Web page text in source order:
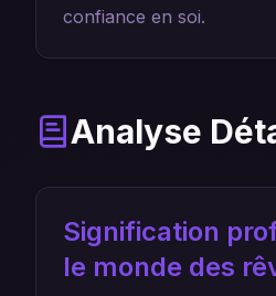
confiance en soi.
Analyse
Signification
le monde des